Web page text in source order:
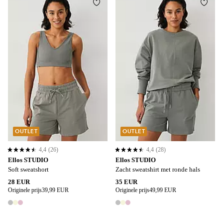
Ellos STUDIO
Soft sweatshort
28 EUR
Originele prijs39,99 EUR
3 kleuren
4,4 op basis van 26 beoordelingen
4,4 (26)
OUTLET
Toevoegen aan favorieten
3XL4XL
Ellos STUDIO
Zacht sweatshirt met ronde hals
35 EUR
Originele prijs49,99 EUR
3 kleuren
4,4 op basis van 28 beoordelingen
4,4 (28)
OUTLET